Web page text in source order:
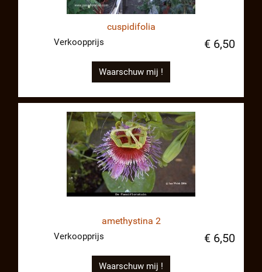
cuspidifolia
Verkoopprijs € 6,50
Waarschuw mij !
amethystina 2
Verkoopprijs € 6,50
Waarschuw mij !